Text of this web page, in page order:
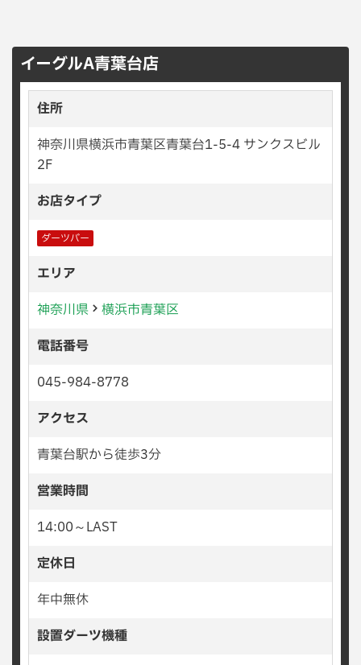
イーグルA青葉台店
住所
神奈川県横浜市青葉区青葉台1-5-4 サンクスビル
2F
お店タイプ
ダーツバー
エリア
神奈川県
横浜市青葉区
電話番号
045-984-8778
アクセス
青葉台駅から徒歩3分
営業時間
14:00～LAST
定休日
年中無休
設置ダーツ機種